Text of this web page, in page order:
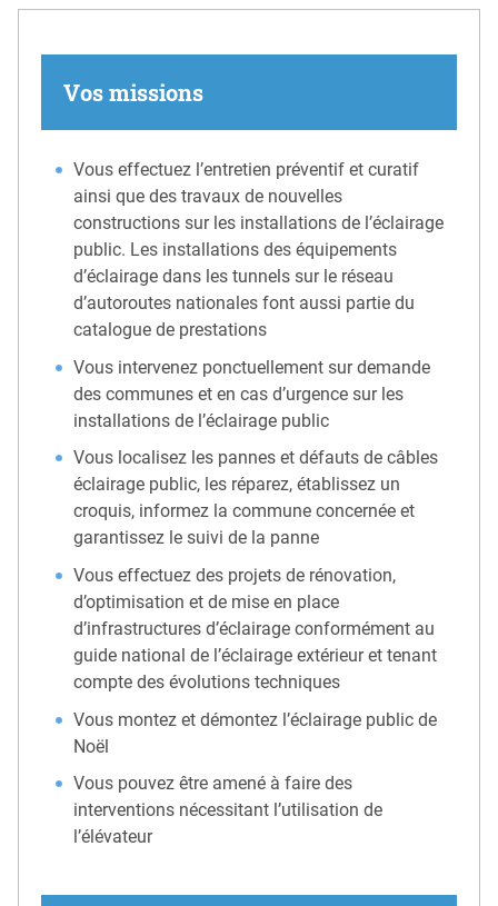
Vos missions
Vous effectuez l’entretien préventif et curatif
ainsi que des travaux de nouvelles
constructions sur les installations de l’éclairage
public. Les installations des équipements
d’éclairage dans les tunnels sur le réseau
d’autoroutes nationales font aussi partie du
catalogue de prestations
Vous intervenez ponctuellement sur demande
des communes et en cas d’urgence sur les
installations de l’éclairage public
Vous localisez les pannes et défauts de câbles
éclairage public, les réparez, établissez un
croquis, informez la commune concernée et
garantissez le suivi de la panne
Vous effectuez des projets de rénovation,
d’optimisation et de mise en place
d’infrastructures d’éclairage conformément au
guide national de l’éclairage extérieur et tenant
compte des évolutions techniques
Vous montez et démontez l’éclairage public de
Noël
Vous pouvez être amené à faire des
interventions nécessitant l’utilisation de
l’élévateur